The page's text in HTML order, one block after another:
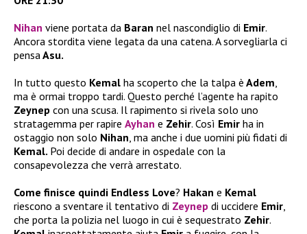
Nihan viene portata da Baran nel nascondiglio di Emir.
Ancora stordita viene legata da una catena. A sorvegliarla ci
pensa Asu.
In tutto questo Kemal ha scoperto che la talpa è Adem
ma è ormai troppo tardi. Questo perché l’agente ha rapito
Zeynep con una scusa. Il rapimento si rivela solo uno
stratagemma per rapire Ayhan e Zehir. Così Emir ha in
ostaggio non solo Nihan , ma anche i due uomini più fidati di
Kemal. Poi decide di andare in ospedale con la
consapevolezza che verrà arrestato.
Come finisce quindi Endless Love? Hakan e Kemal
riescono a sventare il tentativo di Zeynep di uccidere Emir
che porta la polizia nel luogo in cui è sequestrato Zehir.